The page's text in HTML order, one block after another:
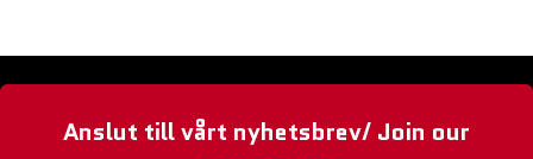
Anslut till vårt nyhetsbrev/ Join our